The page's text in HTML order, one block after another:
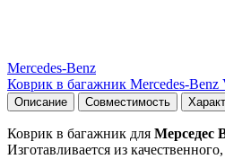
Mercedes-Benz
Коврик в багажник Mercedes-
Описание Совместимость
Коврик в багажник для Мерседес
Изготавливается из